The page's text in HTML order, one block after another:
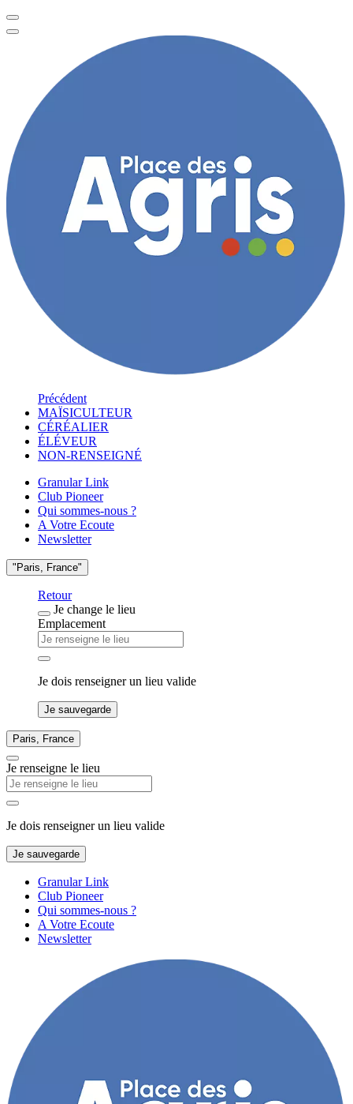
Précédent
MAÏSICULTEUR
CÉRÉALIER
ÉLÉVEUR
NON-RENSEIGNÉ
Granular Link
Club Pioneer
Qui sommes-nous ?
A Votre Ecoute
Newsletter
"Paris, France"
Retour
Je change le lieu
Emplacement
Je dois renseigner un lieu valide
Je sauvegarde
Paris, France
Je renseigne le lieu
Je dois renseigner un lieu valide
Je sauvegarde
Granular Link
Club Pioneer
Qui sommes-nous ?
A Votre Ecoute
Newsletter